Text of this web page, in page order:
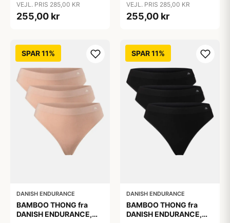
3-Pak
VEJL. PRIS 285,00 KR
255,00 kr
3-Pak
VEJL. PRIS 285,00 KR
255,00 kr
SPAR 11%
DANISH ENDURANCE
BAMBOO THONG fra
DANISH ENDURANCE,
SPAR 11%
DANISH ENDURANCE
BAMBOO THONG fra
DANISH ENDURANCE,